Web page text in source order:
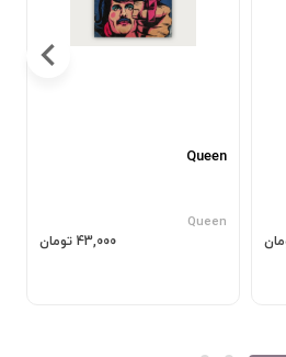
Queen
Queen
43,000 تومان